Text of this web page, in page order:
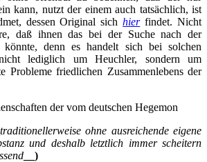
kann, nutzt der einem auch tatsächlich, ist
dessen Original sichhierfindet. Nicht
daß ihnen das bei der Suche nach der
könnte, denn es handelt sich bei solchen
lediglich um Heuchler, sondern um
Probleme friedlichen Zusammenlebens der
der vom deutschen Hegemon
traditionellerweise ohne ausreichende eigene
und deshalb letztlich immer scheitern
__)